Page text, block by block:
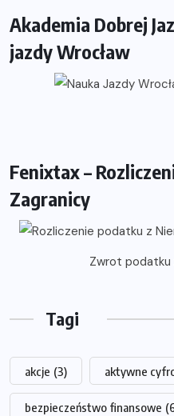
Akademia Dobrej
jazdy Wrocław
Fenixtax –
Zagranicy
Zwrot podatku
Tagi
akcje (3) aktywne
bezpieczeństwo finansowe